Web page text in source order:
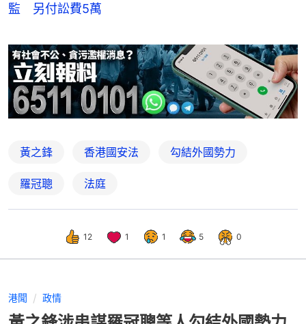
監 另付訟費5萬
黃之鋒 香港國安法 勾結外國勢力
羅冠聰 法庭
12 1 1 5 0
港聞 政情